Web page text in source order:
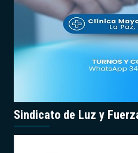
Sindicato de Luz y